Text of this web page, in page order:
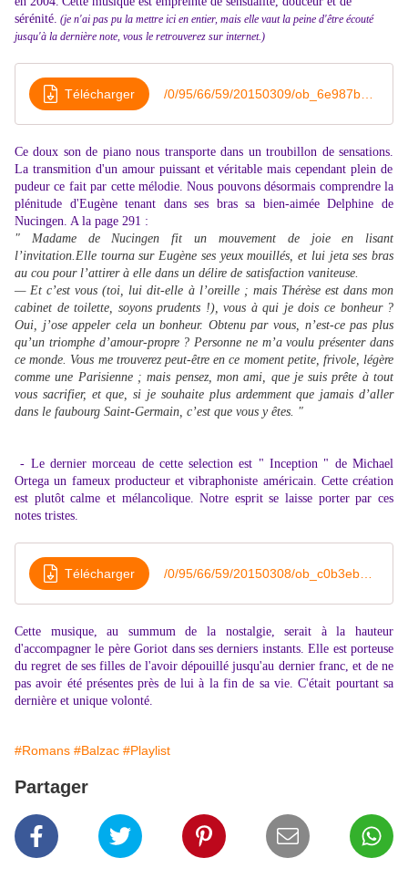
sérénité. (je n'ai pas pu la mettre ici en entier, mais elle vaut la peine d'être écouté
jusqu'à la dernière note, vous le retrouverez sur internet.)
Télécharger
Ce doux son de piano nous transporte dans un troubillon de sensations.
La transmition d'un amour puissant et véritable mais cependant plein de
pudeur ce fait par cette mélodie.Nous pouvons désormais comprendre la
plénitude d'Eugène tenant dans ses bras sa bien-aimée Delphine de
Nucingen. A la page 291 :
" Madame
de Nucingen fit un mouvement de joie en
lisant
l’invitation.Elle tourna sur Eugène ses yeux mouillés,et lui jeta ses bras
au cou pour l’attirer à elle dans un délire de satisfaction vaniteuse.
— Et c’est vous (toi,lui dit-elle à l’oreille; mais Thérèse est dans mon
cabinet de toilette, soyons prudents !),vous à qui je dois ce bonheur?
Oui, j’ose appeler cela un bonheur. Obtenu par vous, n’est-ce pas plus
qu’un triomphe d’amour-propre?Personne ne m’a voulu présenter dans
ce monde. Vous me trouverez peut-être en ce moment petite, frivole,légère
comme une Parisienne;mais pensez, mon ami, que je suis prête à tout
vous sacrifier, et que,si je souhaite plus ardemment que jamais d’aller
dans le faubourg Saint-Germain, c’est que vous y êtes. "
- Le dernier morceau de cette selection est " Inception " de Michael
Ortega un fameux producteur et vibraphoniste américain. Cette création
est plutôt calme et mélancolique. Notre esprit se laisse porter par ces
notes tristes.
Télécharger
Cette musique, au summum de la nostalgie, serait à la hauteur
d'accompagner le père Goriot dans ses derniers instants. Elle est porteuse
du regret de ses filles de l'avoir dépouillé jusqu'au dernier franc, et de ne
pas avoir été présentes près de lui à la fin de sa vie. C'était pourtant sa
dernière et unique volonté.
#Romans #Balzac #Playlist
Partager